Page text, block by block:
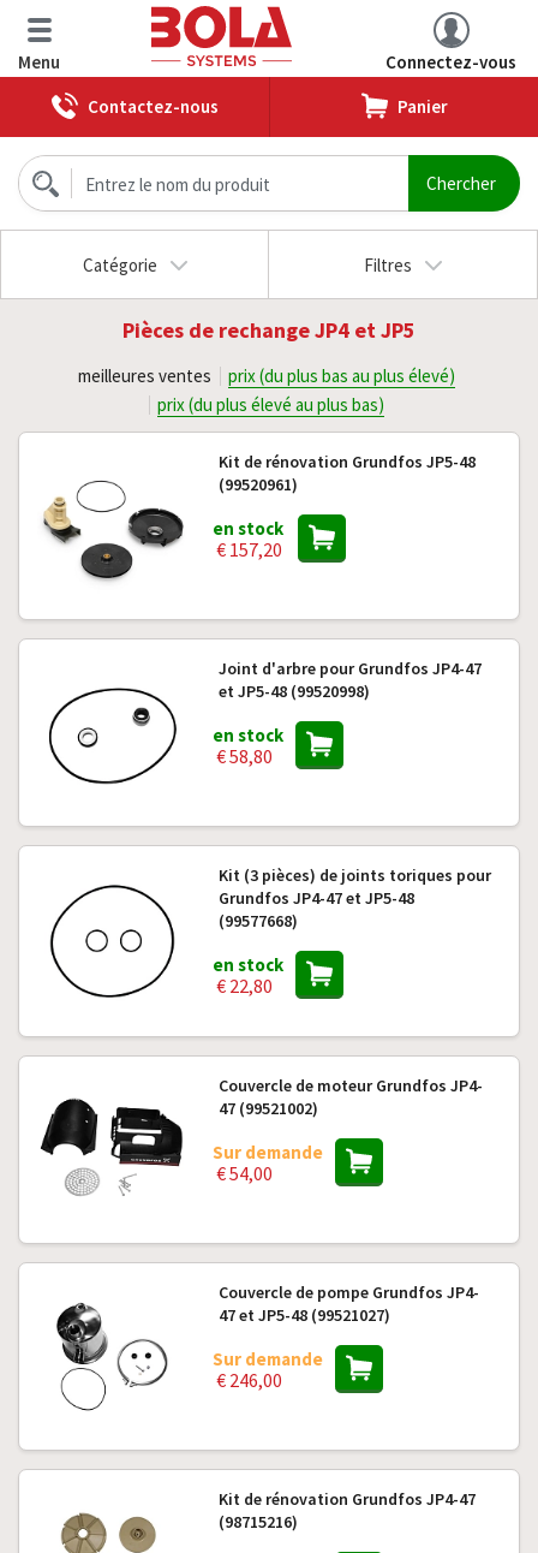
Menu
Connectez-vous
Contactez-nous
Panier
Catégorie Filtres
Pièces de rechange JP4 et JP5
meilleures ventes
prix (du plus bas au plus élevé)
prix (du plus élevé au plus bas)
Kit de rénovation Grundfos JP5-48
(99520961)
en stock
€ 157,20
Joint d'arbre pour Grundfos JP4-47
et JP5-48 (99520998)
en stock
€ 58,80
Kit (3 pièces) de joints toriques pour
Grundfos JP4-47 et JP5-48
(99577668)
en stock
€ 22,80
Couvercle de moteur Grundfos JP4-
47 (99521002)
Sur demande
€ 54,00
Couvercle de pompe Grundfos JP4-
47 et JP5-48 (99521027)
Sur demande
€ 246,00
Kit de rénovation Grundfos JP4-47
(98715216)